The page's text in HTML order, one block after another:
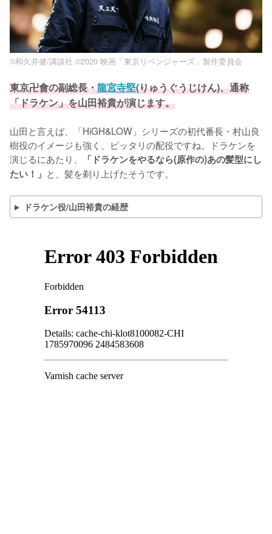
©和久井健/講談社 ©2020 映画「東京リベンジャーズ」製作委員会
東京卍會の副総長・龍宮寺堅(りゅうぐうじけん)、通称
「ドラケン」を山田裕貴が演じます。
山田と言えば、「HiGH&LOW」シリーズの初代番長・村山良
樹役のイメージも強く、ピッタリの配役ですね。ドラケンを
演じるにあたり、
「ドラケンをやるなら(原作の)あの髪型にし
たい！」 と、髪を剃り上げたそうです。
ドラケン役/山田裕貴の経歴